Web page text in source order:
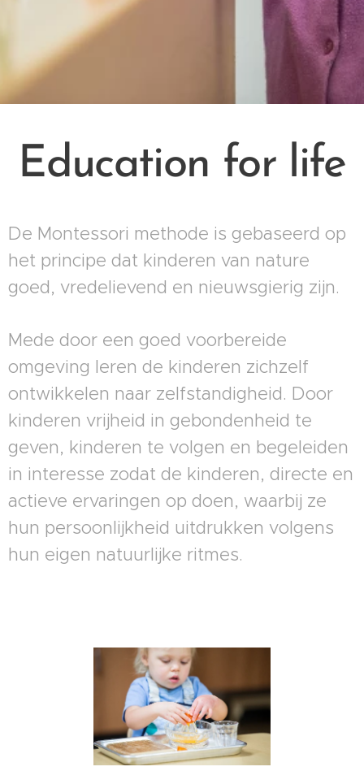
Education for life
De Montessori methode is gebaseerd op
het principe dat kinderen van nature
goed, vredelievend en nieuwsgierig zijn.
Mede door een goed voorbereide
omgeving leren de kinderen zichzelf
ontwikkelen naar zelfstandigheid. Door
kinderen vrijheid in gebondenheid te
geven, kinderen te volgen en begeleiden
in interesse zodat de kinderen, directe en
actieve ervaringen op doen, waarbij ze
hun persoonlijkheid uitdrukken volgens
hun eigen natuurlijke ritmes.